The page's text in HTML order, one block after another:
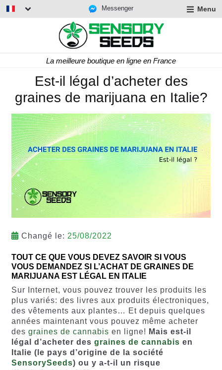
Messenger Menu
La meilleure boutique en ligne en France
Est-il légal d’acheter des
graines de marijuana en Italie?
Changé le: 25/08/2022
TOUT CE QUE VOUS DEVEZ SAVOIR SI VOUS
VOUS DEMANDEZ SI L’ACHAT DE GRAINES DE
MARIJUANA EST LÉGAL EN ITALIE
Sur Internet, vous pouvez trouver les produits les
plus variés: des livres aux produits électroniques,
des vêtements aux plantes… Et depuis quelques
années maintenant vous pouvez même acheter
des graines de cannabis en ligne! Mais est-il
légal d’acheter des graines de cannabis en
Italie (le pays d’origine de la société
SensorySeeds) ou y a-t-il un risque